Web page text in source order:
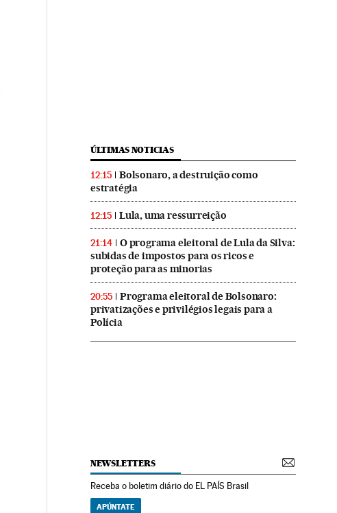
ÚLTIMAS NOTICIAS
12:15
Bolsonaro, a destruição como
estratégia
12:15 Lula, uma ressurreição
21:14
O programa eleitoral de Lula da Silva:
subidas de impostos para os ricos e
proteção para as minorias
20:55
Programa eleitoral de Bolsonaro:
privatizações e privilégios legais para a
Polícia
NEWSLETTERS
Receba o boletim diário do EL PAÍS Brasil
APÚNTATE